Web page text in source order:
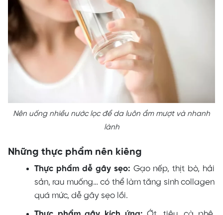
Nên uống nhiều nước lọc để da luôn ẩm mượt và nhanh
lành
Những thực phẩm nên kiêng
Thực phẩm dễ gây sẹo: Gạo nếp, thịt bò, hải
sản, rau muống… có thể làm tăng sinh collagen
quá mức, dễ gây sẹo lồi.